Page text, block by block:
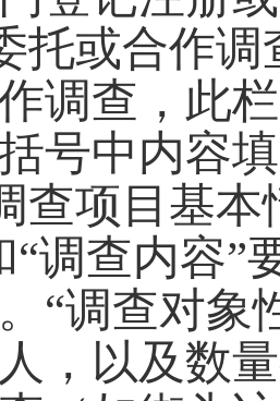
托或合作调
调查，此
号中内容
查项目基本
“调查内容”
“调查对象
，以及数